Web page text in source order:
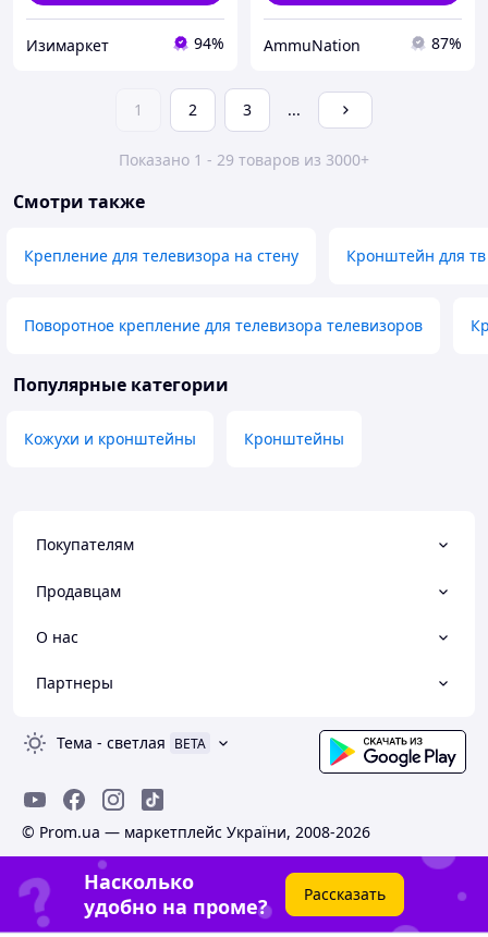
Изимаркет 94% AmmuNation 87%
1 2 3 ...
Показано 1 - 29 товаров из 3000+
Смотри также
Крепление для телевизора на стену Кронштейн для тв
Поворотное крепление для телевизора телевизоров
Популярные категории
Кожухи и кронштейны Кронштейны
Покупателям
Продавцам
О нас
Партнеры
Тема - светлая BETA
© Prom.ua — маркетплейс України, 2008-2026
Насколько
удобно на проме?
Рассказать